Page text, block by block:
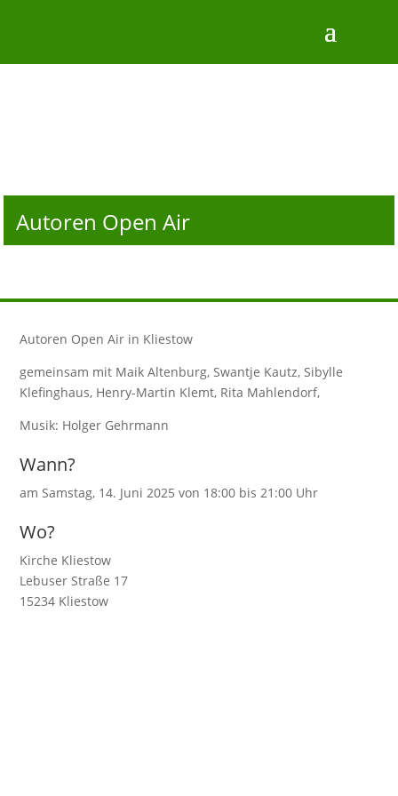
Autoren Open Air
Autoren Open Air in Kliestow
gemeinsam mit Maik Altenburg, Swantje Kautz, Sibylle
Klefinghaus, Henry-Martin Klemt, Rita Mahlendorf,
Musik: Holger Gehrmann
Wann?
am Samstag, 14. Juni 2025 von 18:00 bis 21:00 Uhr
Wo?
Kirche Kliestow
Lebuser Straße 17
15234 Kliestow